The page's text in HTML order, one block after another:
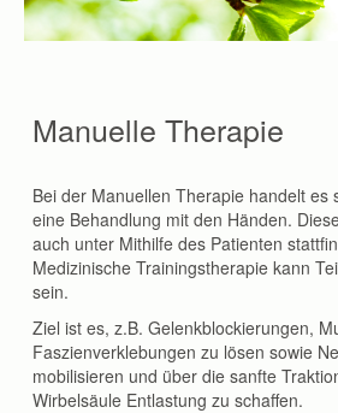
Manuelle Therapie
Bei der Manuellen Therapie handelt es
eine Behandlung mit den Händen.
auch unter Mithilfe des Patienten
Medizinische Trainingstherapie kann
sein.
Ziel ist es, z.B. Gelenkblockierungen,
Faszienverklebungen zu lösen sowie
mobilisieren und über die sanfte
Wirbelsäule Entlastung zu schaffen.